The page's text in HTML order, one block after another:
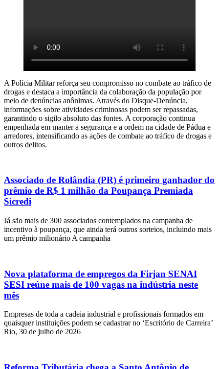
A Polícia Militar reforça seu compromisso no combate ao tráfico de
drogas e destaca a importância da colaboração da população por
meio de denúncias anônimas. Através do Disque-Denúncia,
informações sobre atividades criminosas podem ser repassadas,
garantindo o sigilo absoluto das fontes. A corporação continua
empenhada em manter a segurança e a ordem na cidade de Pádua e
arredores, intensificando as ações de combate ao tráfico de drogas e
outros delitos.
Associado de Rolândia (PR) é primeiro ganhador do
prêmio de R$ 1 milhão da Poupança Premiada
Sicredi
Já são mais de 300 associados contemplados na campanha de
incentivo à poupança, que ainda terá outros sorteios, incluindo mais
um prêmio milionário A campanha
Nova plataforma de empregos da Firjan SENAI
SESI reúne mais de 100 vagas na indústria neste
mês
Empresas de toda a cadeia industrial e profissionais formados em
quaisquer instituições podem se cadastrar no ‘Escritório de Carreira’
Rio, 30 de julho de 2026